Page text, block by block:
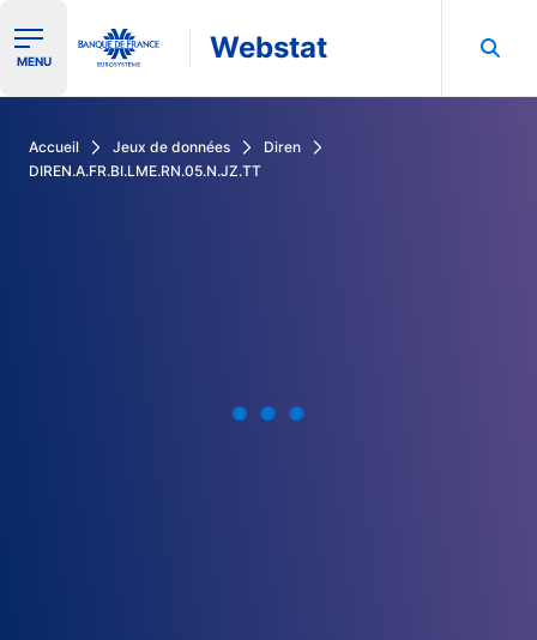
Ouvrir le menu de navigation
MENU Webstat
Accueil Jeux de données
Diren
DIREN.A.FR.BI.LME.RN.05.N.JZ.TT